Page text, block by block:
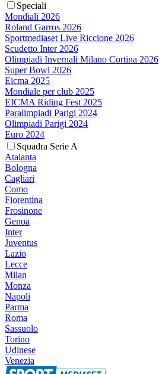
Speciali
Mondiali 2026
Roland Garros 2026
Sportmediaset Live Riccione 2026
Scudetto Inter 2026
Olimpiadi Invernali Milano Cortina 2026
Super Bowl 2026
Eicma 2025
Mondiale per club 2025
EICMA Riding Fest 2025
Paralimpiadi Parigi 2024
Olimpiadi Parigi 2024
Euro 2024
Squadra Serie A
Atalanta
Bologna
Cagliari
Como
Fiorentina
Frosinone
Genoa
Inter
Juventus
Lazio
Lecce
Milan
Monza
Napoli
Parma
Roma
Sassuolo
Torino
Udinese
Venezia